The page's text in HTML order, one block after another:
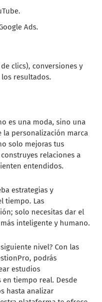
Ads.
clics), conversiones y
los resultados.
es una moda, sino una
la personalización marca
solo mejoras tus
relaciones a
entendidos.
estrategias y
tiempo. Las
solo necesitas dar el
inteligente y humano.
nivel? Con las
podrás
estudios
tiempo real. Desde
hasta analizar